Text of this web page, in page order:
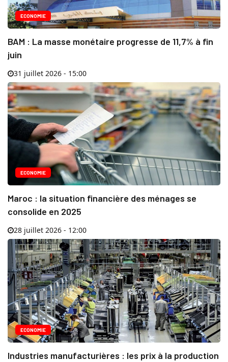
ECONOMIE
BAM : La masse monétaire progresse de 11,7% à fin
juin
31 juillet 2026 - 15:00
ECONOMIE
Maroc : la situation financière des ménages se
consolide en 2025
28 juillet 2026 - 12:00
ECONOMIE
Industries manufacturières : les prix à la production